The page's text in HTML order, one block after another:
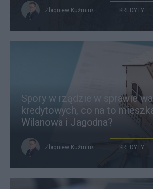
Zbigniew Kuźmiuk KREDYTY
Spory w rządzie w sprawie
kredytowych, co na to
Wilanowa i Jagodna?
Zbigniew Kuźmiuk KREDYTY